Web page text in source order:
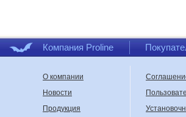
Компания Proline
О компании
Новости
Продукция